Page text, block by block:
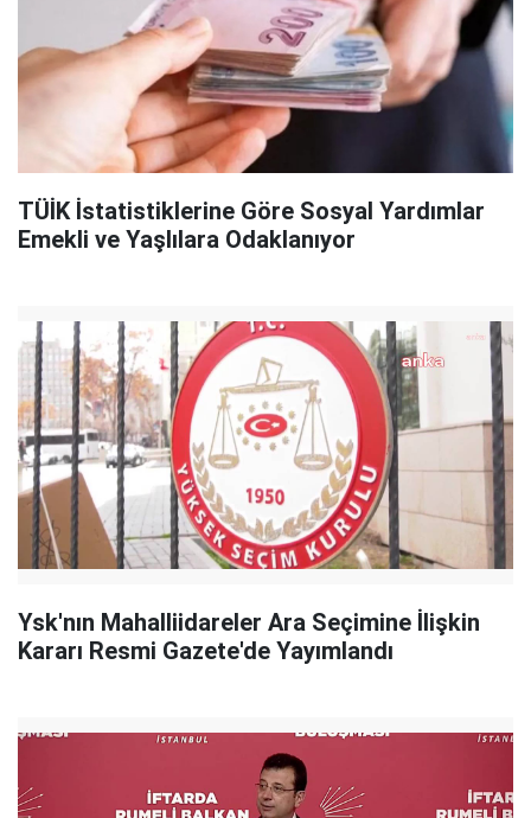
TÜİK İstatistiklerine Göre Sosyal Yardımlar
Emekli ve Yaşlılara Odaklanıyor
Ysk'nın Mahalliidareler Ara Seçimine İlişkin
Kararı Resmi Gazete'de Yayımlandı